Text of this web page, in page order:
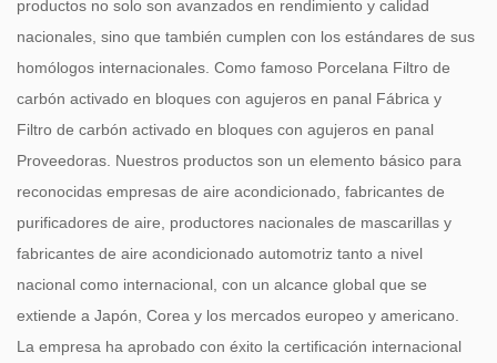
productos no solo son avanzados en rendimiento y calidad
nacionales, sino que también cumplen con los estándares de sus
homólogos internacionales. Como famoso Porcelana Filtro de
carbón activado en bloques con agujeros en panal Fábrica y
Filtro de carbón activado en bloques con agujeros en panal
Proveedoras . Nuestros productos son un elemento básico para
reconocidas empresas de aire acondicionado, fabricantes de
purificadores de aire, productores nacionales de mascarillas y
fabricantes de aire acondicionado automotriz tanto a nivel
nacional como internacional, con un alcance global que se
extiende a Japón, Corea y los mercados europeo y americano.
La empresa ha aprobado con éxito la certificación internacional